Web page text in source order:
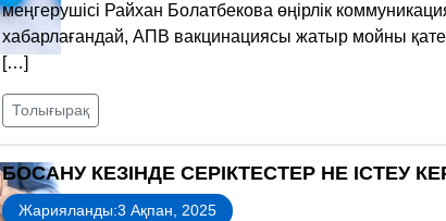
меңгерушісі Райхан Болатбекова өңірлік
хабарлағандай, АПВ вакцинациясы жатыр мойны
[…]
Толығырақ
БОСАНУ КЕЗІНДЕ СЕРІКТЕСТЕР НЕ ІСТЕУ
Жарияланды:3 Ақпан, 2025